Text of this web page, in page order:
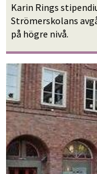
Karin Rings
Strömerskolans
på högre nivå.